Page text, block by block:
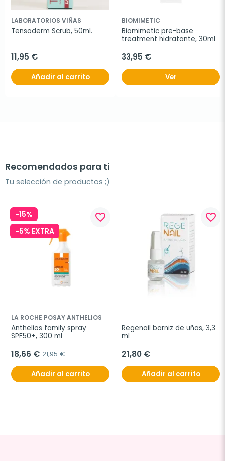
LABORATORIOS VIÑAS
Tensoderm Scrub, 50ml.
11,95 €
Añadir al carrito
BIOMIMETIC
Biomimetic pre-base
treatment hidratante, 30ml
33,95 €
Ver
Recomendados para ti
Tu selección de productos ;)
-15%
-5% EXTRA
favorite_border
LA ROCHE POSAY ANTHELIOS
Anthelios family spray
SPF50+, 300 ml
18,66 € 21,95 €
Añadir al carrito
favorite_border
Regenail barniz de uñas, 3,3
ml
21,80 €
Añadir al carrito